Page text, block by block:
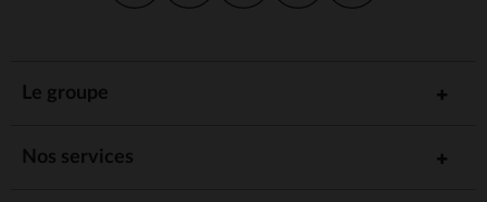
Le groupe
Nos services